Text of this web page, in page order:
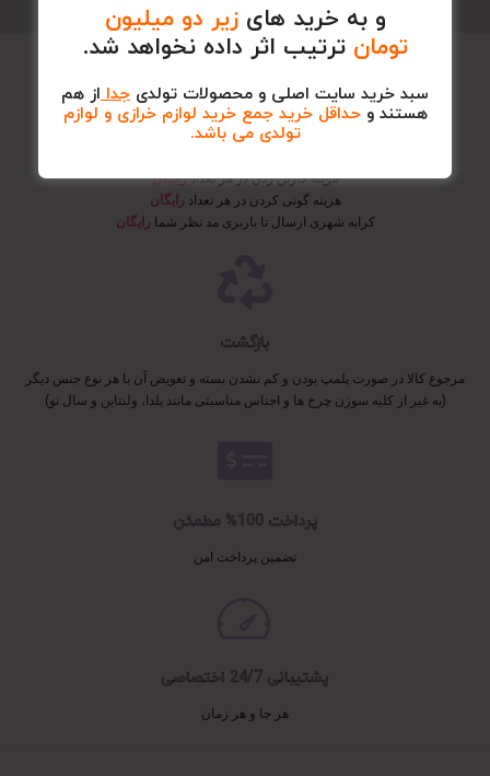
حمل و نقل رایگان تا باربری مد نظر شما
هزینه کارتن زدن در هر تعدادرایگان
هزینه گونی کردن در هر تعداد رایگان
کرایه شهری ارسال تا باربری مد نظر شما رایگان
بازگشت
مرجوع کالا در صورت پلمپ بودن و کم نشدن بسته و تعویض آن با هر نوع جنس دیگر
(به غیر از کلیه سوزن چرخ ها و اجناس مناسبتی مانند یلدا، ولنتاین و سال نو)
پرداخت 100% مطمئن
تضمین پرداخت امن
پشتیبانی 24/7 اختصاصی
هر جا و هر زمان
و به خرید هایزیر دو میلیون
تومان ترتیب اثر داده نخواهد شد.
سبد خرید سایت اصلی و محصولات تولدی جدا از هم
هستند وحداقل خرید جمع خرید لوازم خرازی و لوازم
تولدی می باشد.